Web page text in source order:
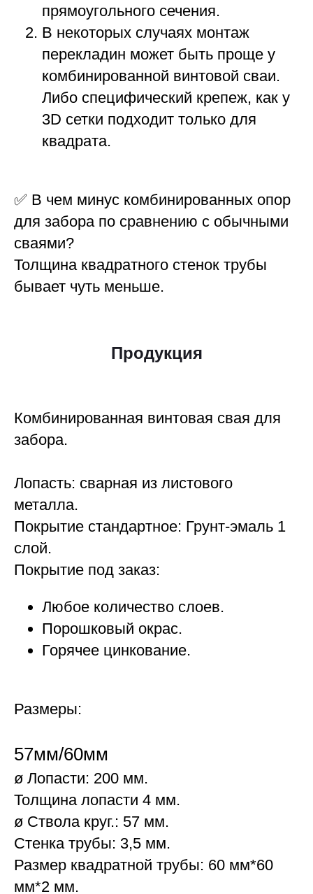
прямоугольного сечения.
В некоторых случаях монтаж
перекладин может быть проще у
комбинированной винтовой сваи.
Либо специфический крепеж, как у
3D сетки подходит только для
квадрата.
✅ В чем минус комбинированных опор
для забора по сравнению с обычными
сваями?
Толщина квадратного стенок трубы
бывает чуть меньше.
Продукция
Комбинированная винтовая свая для
забора.
Лопасть: сварная из листового
металла.
Покрытие стандартное: Грунт-эмаль 1
слой.
Покрытие под заказ:
Любое количество слоев.
Порошковый окрас.
Горячее цинкование.
Размеры:
57мм/60мм
ø Лопасти: 200 мм.
Толщина лопасти 4 мм.
ø Ствола круг.: 57 мм.
Стенка трубы: 3,5 мм.
Размер квадратной трубы: 60 мм*60
мм*2 мм.